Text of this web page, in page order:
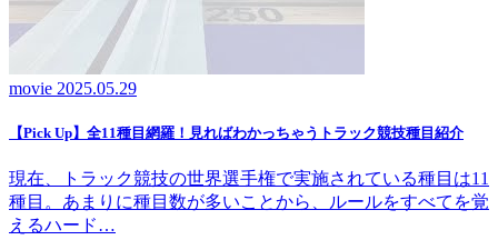
movie 2025.05.29
【Pick Up】全11種目網羅！見ればわかっちゃうトラック競技種目紹介
現在、トラック競技の世界選手権で実施されている種目は11
種目。あまりに種目数が多いことから、ルールをすべてを覚
えるハード…